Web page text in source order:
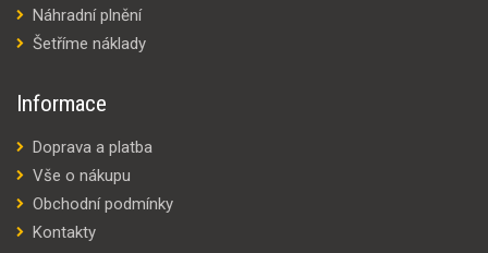
Náhradní plnění
Šetříme náklady
Informace
Doprava a platba
Vše o nákupu
Obchodní podmínky
Kontakty